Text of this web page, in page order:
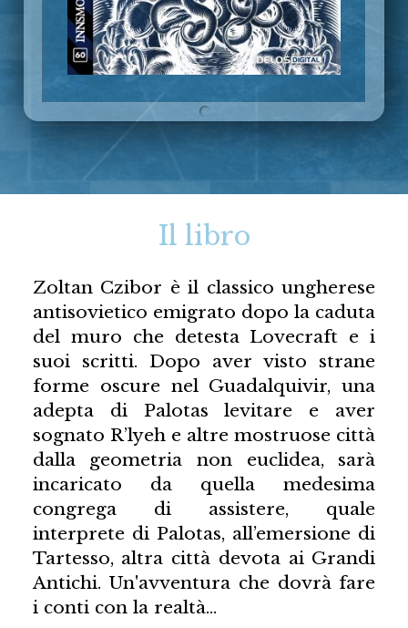
Il libro
Zoltan Czibor è il classico ungherese
antisovietico emigrato dopo la caduta
del muro che detesta Lovecraft e i
suoi scritti. Dopo aver visto strane
forme oscure nel Guadalquivir, una
adepta di Palotas levitare e aver
sognato R’lyeh e altre mostruose città
dalla geometria non euclidea, sarà
incaricato da quella medesima
congrega di assistere, quale
interprete di Palotas, all’emersione di
Tartesso, altra città devota ai Grandi
Antichi. Un'avventura che dovrà fare
i conti con la realtà…